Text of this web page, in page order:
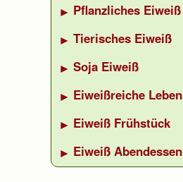
Pflanzliches Eiweiß
Tierisches Eiweiß
Soja Eiweiß
Eiweißreiche
Eiweiß Frühstück
Eiweiß Abendessen